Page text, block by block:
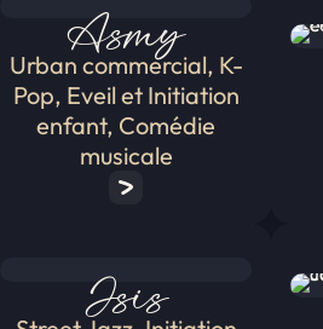
Asmy
Urban commercial, K-
Pop, Eveil et Initiation
enfant, Comédie
musicale
Isis